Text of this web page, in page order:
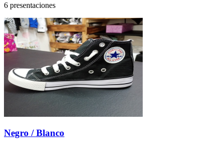
6 presentaciones
Negro / Blanco